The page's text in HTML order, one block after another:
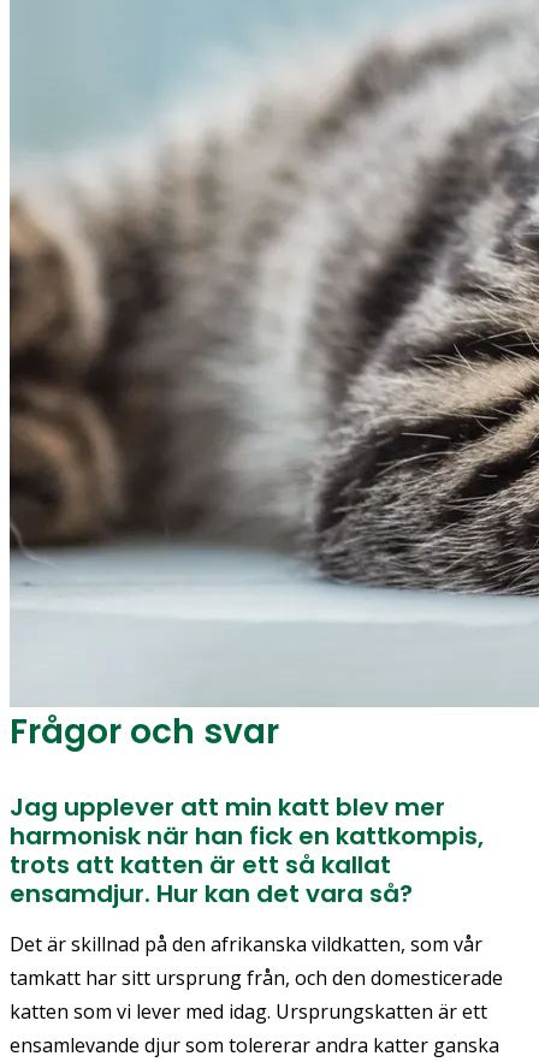
Frågor och svar
Jag upplever att min katt blev mer
harmonisk när han fick en kattkompis,
trots att katten är ett så kallat
ensamdjur. Hur kan det vara så?
Det är skillnad på den afrikanska vildkatten, som vår
tamkatt har sitt ursprung från, och den domesticerade
katten som vi lever med idag. Ursprungskatten är ett
ensamlevande djur som tolererar andra katter ganska